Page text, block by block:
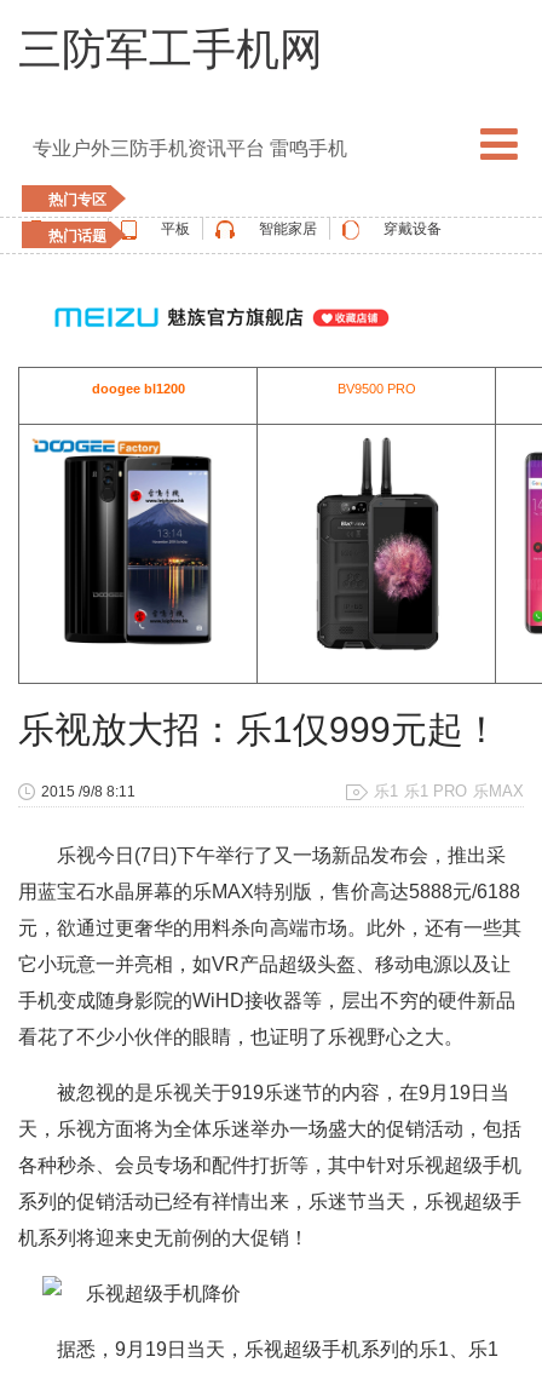
三防军工手机网
专业户外三防手机资讯平台 雷鸣手机
热门专区
手机
平板 智能家居 穿戴设备
热门话题
vernee
doogee bl1200 BV9500 PRO
乐视放大招：乐1仅999元起！
乐1 乐1 PRO 乐MAX
2015 /9/8 8:11
乐视今日(7日)下午举行了又一场新品发布会，推出采
用蓝宝石水晶屏幕的乐MAX特别版，售价高达5888元/6188
元，欲通过更奢华的用料杀向高端市场。此外，还有一些其
它小玩意一并亮相，如VR产品超级头盔、移动电源以及让
手机变成随身影院的WiHD接收器等，层出不穷的硬件新品
看花了不少小伙伴的眼睛，也证明了乐视野心之大。
被忽视的是乐视关于919乐迷节的内容，在9月19日当
天，乐视方面将为全体乐迷举办一场盛大的促销活动，包括
各种秒杀、会员专场和配件打折等，其中针对乐视超级手机
系列的促销活动已经有祥情出来，乐迷节当天，乐视超级手
机系列将迎来史无前例的大促销！
据悉，9月19日当天，乐视超级手机系列的乐1、乐1